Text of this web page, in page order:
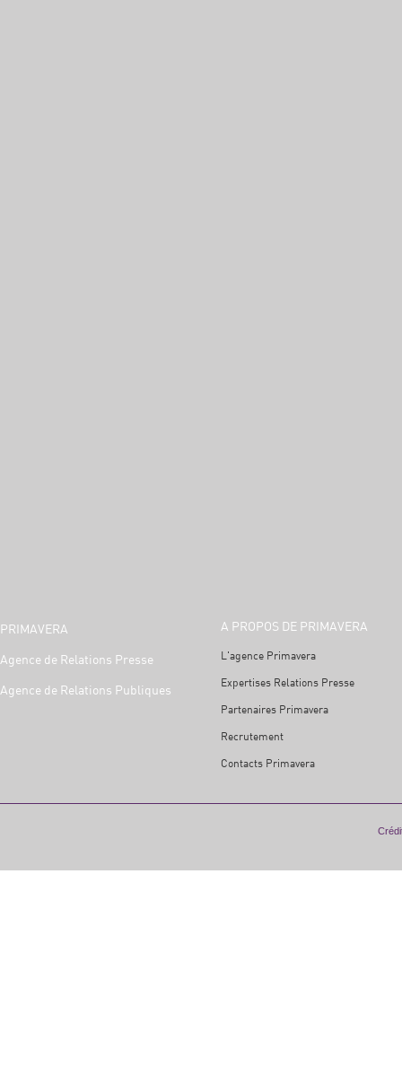
PRIMAVERA
Agence de Relations Presse
Agence de Relations Publiques
A PROPOS DE PRIMAVERA
L'agence Primavera
Expertises Relations Presse
Partenaires Primavera
Recrutement
Contacts Primavera